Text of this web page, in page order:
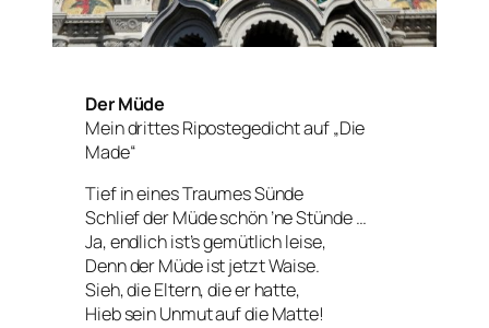
Der Müde
Mein drittes Ripostegedicht auf „Die
Made“
Tief in eines Traumes Sünde
Schlief der Müde schön ’ne Stünde …
Ja, endlich ist’s gemütlich leise,
Denn der Müde ist jetzt Waise.
Sieh, die Eltern, die er hatte,
Hieb sein Unmut auf die Matte!